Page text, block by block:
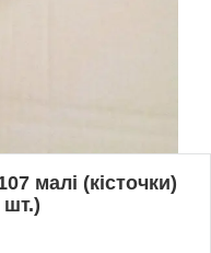
малі (кісточки)
шт.)